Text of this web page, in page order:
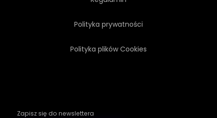
Polityka prywatności
Polityka plików Cookies
Zapisz się do newslettera